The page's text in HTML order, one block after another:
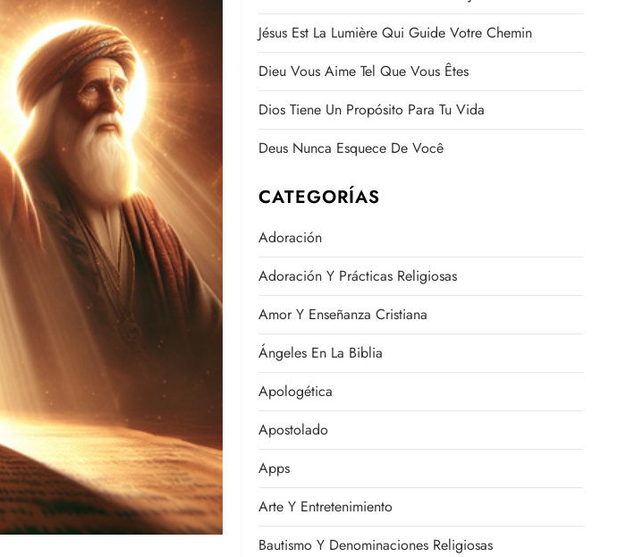
Jésus Est La Lumière Qui Guide Votre Chemin
Dieu Vous Aime Tel Que Vous Êtes
Dios Tiene Un Propósito Para Tu Vida
Deus Nunca Esquece De Você
CATEGORÍAS
Adoración
Adoración Y Prácticas Religiosas
Amor Y Enseñanza Cristiana
Ángeles En La Biblia
Apologética
Apostolado
Apps
Arte Y Entretenimiento
Bautismo Y Denominaciones Religiosas